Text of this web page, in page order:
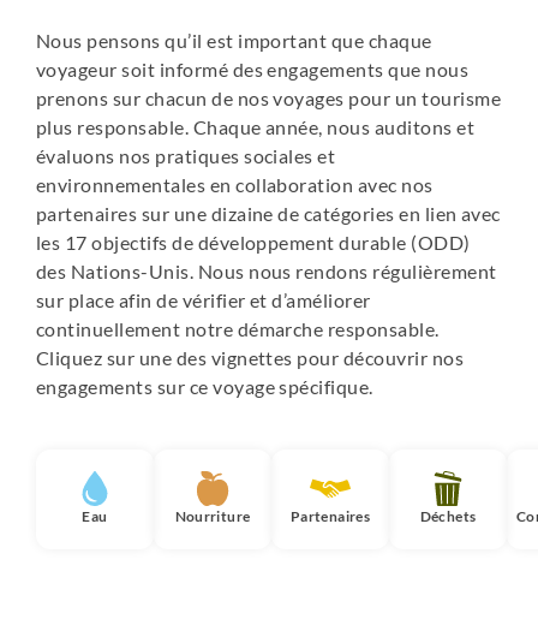
Nous pensons qu’il est important que chaque
voyageur soit informé des engagements que nous
prenons sur chacun de nos voyages pour un tourisme
plus responsable. Chaque année, nous auditons et
évaluons nos pratiques sociales et
environnementales en collaboration avec nos
partenaires sur une dizaine de catégories en lien avec
les 17 objectifs de développement durable (ODD)
des Nations-Unis. Nous nous rendons régulièrement
sur place afin de vérifier et d’améliorer
continuellement notre démarche responsable.
Cliquez sur une des vignettes pour découvrir nos
engagements sur ce voyage spécifique.
Eau Nourriture Partenaires Déchets